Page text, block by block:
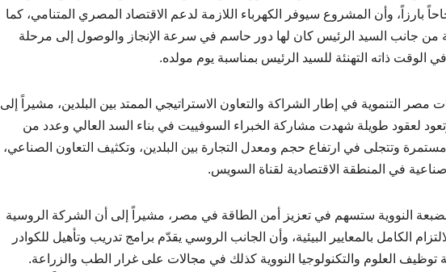
بارزاً، وأن المشروع سيوفر الكهرباء اللازمة لدعم الاقتصاد المصري المتنامي، كما
من جانب السيد الرئيس كان لها دور حاسم في سرعة الإنجاز والوصول إلى مرحلة
الوقت ذاته التهنئة للسيد الرئيس بمناسبة يوم مولده.
التنموية في إطار الشراكة والتعاون الاستراتيجي الممتد بين البلدين، مشيراً إلى
لعقود طويلة شهدت مشاركة الخبراء السوفييت في بناء السد العالي وعدد من
وتتجلى في ارتفاع حجم ومعدل التجارة بين البلدين، وتكثيف التعاون الصناعي،
في المنطقة الاقتصادية لقناة السويس.
النووية ستسهم في تعزيز أمن الطاقة في مصر، مشيراً إلى أن الشركة الروسية
الكامل بالمعايير البيئية، وأن الجانب الروسي يقدّم برامج تدريب وتأهيل للكوادر
توظيف العلوم والتكنولوجيا النووية كذلك في مجالات على غرار الطب والزراعة.